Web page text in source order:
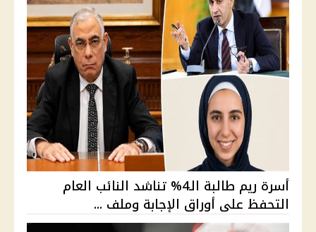
أسرة ريم طالبة الـ4% تناشد النائب العام
التحفظ على أوراق الإجابة وملف ...